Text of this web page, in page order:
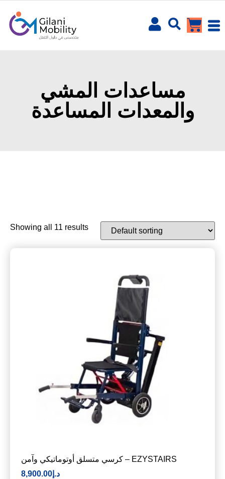
مساعدات المشي
والمعدات المساعدة
Showing all 11 results
كرسي متسلق أوتوماتيكي وآمن – EZYSTAIRS
د.إ 8,900.00